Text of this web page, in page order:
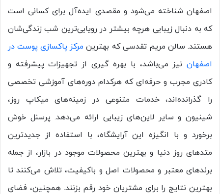
اصفهان شناخته می‌شود و مقصدی ایده‌آل برای کسانی است
که به دنبال زیبایی هرچه بیشتر در رویایی‌ترین شب زندگی‌شان
هستند. سالن مریم تقدسی که بهترین مرکز پاکسازی پوست در
اصفهان نیز می‌باشد، با بهره ‌گیری از تجهیزات پیشرفته و
کادری مجرب و حرفه‌ای که هرکدام دوره‌های آموزشی تخصصی
را گذرانده‌اند، خدمات متنوعی در زمینه‌های میکاپ روز،
شینیون و سایر لاین‌های زیبایی ارائه می‌دهد. پرسنل خوش
برخورد و با انگیزه این آرایشگاه، با استفاده از جدیدترین
متدهای روز دنیا و بهترین محصولات موجود در بازار، از جمله
برندهای معتبر و محصولات اصل و باکیفیت، تلاش می‌کنند تا
بهترین نتایج را برای مشتریان خود رقم بزنند. همچنین، فضای